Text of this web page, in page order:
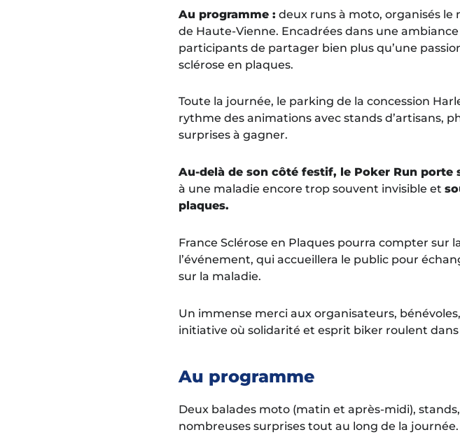
Au programme : deux runs à moto, organisés le
de Haute-Vienne. Encadrées dans une
participants de partager bien plus qu’une
sclérose en plaques.
Toute la journée, le parking de la concession
rythme des animations avec stands d’artisans,
surprises à gagner.
Au-delà de son côté festif, le Poker Run porte
à une maladie encore trop souvent invisible et
plaques.
France Sclérose en Plaques pourra compter
l’événement, qui accueillera le public pour
sur la maladie.
Un immense merci aux organisateurs,
initiative où solidarité et esprit biker roulent
Au programme
Deux balades moto (matin et après-midi),
nombreuses surprises tout au long de la journée.